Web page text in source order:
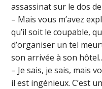
assassinat sur le dos
– Mais vous m’avez
qu’il soit le coupable,
d’organiser un tel
son arrivée à son
– Je sais, je sais, mais
il est ingénieux. C’est